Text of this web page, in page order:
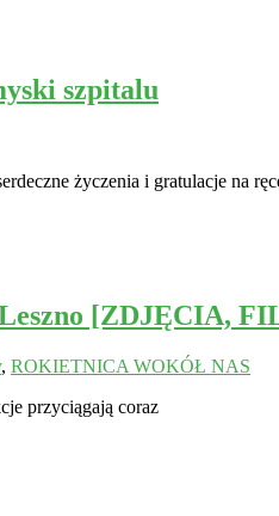
szpitalu
życzenia i gratulacje na
Leszno [ZDJĘCIA,
, ROKIETNICA WOKÓŁ NAS
przyciągają coraz